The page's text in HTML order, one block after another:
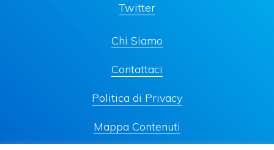
Twitter
Chi Siamo
Contattaci
Politica di Privacy
Mappa Contenuti